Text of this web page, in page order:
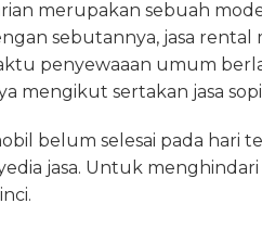
merupakan sebuah
sebutannya, jasa
penyewaaan umum
mengikut sertakan jasa
belum selesai pada hari
jasa. Untuk